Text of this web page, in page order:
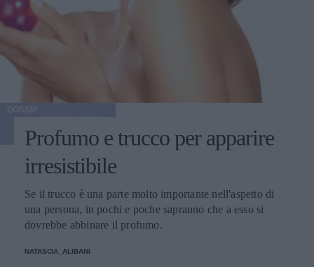
Profumo e trucco per apparire
irresistibile
Se il trucco è una parte molto importante nell'aspetto di
una persona, in pochi e poche sapranno che a esso si
dovrebbe abbinare il profumo.
NATASCIA_ALIBANI